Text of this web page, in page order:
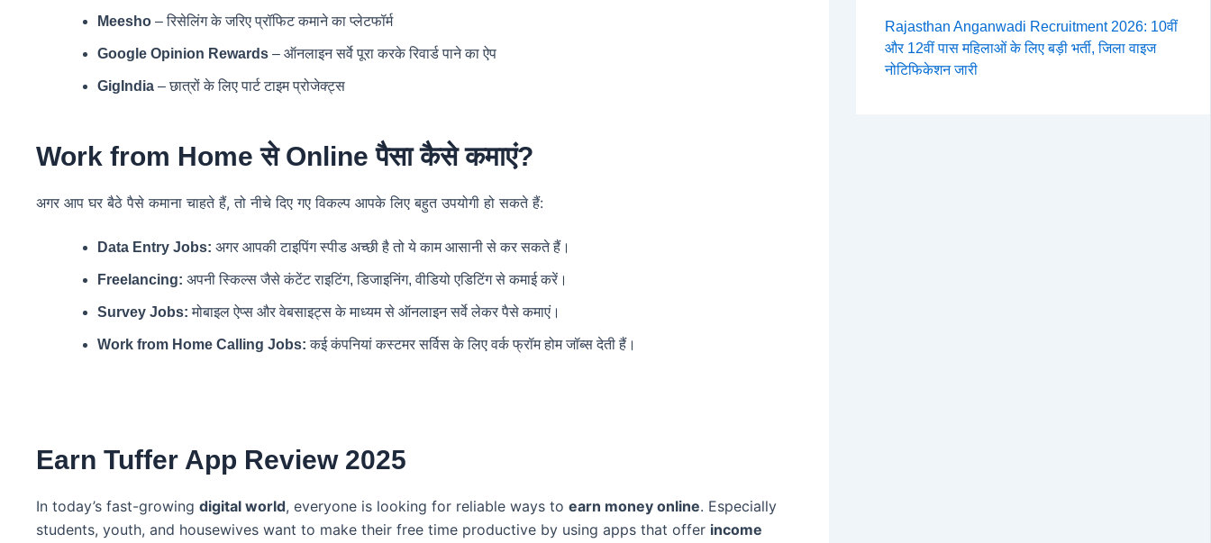
Meesho – रिसेलिंग के जरिए प्रॉफिट कमाने का प्लेटफॉर्म
Google Opinion Rewards – ऑनलाइन सर्वे पूरा करके रिवार्ड पाने का ऐप
GigIndia – छात्रों के लिए पार्ट टाइम प्रोजेक्ट्स
Work from Home से Online पैसा कैसे कमाएं?
अगर आप घर बैठे पैसे कमाना चाहते हैं, तो नीचे दिए गए विकल्प आपके लिए बहुत उपयोगी हो सकते हैं:
Data Entry Jobs: अगर आपकी टाइपिंग स्पीड अच्छी है तो ये काम आसानी से कर सकते हैं।
Freelancing: अपनी स्किल्स जैसे कंटेंट राइटिंग, डिजाइनिंग, वीडियो एडिटिंग से कमाई करें।
Survey Jobs: मोबाइल ऐप्स और वेबसाइट्स के माध्यम से ऑनलाइन सर्वे लेकर पैसे कमाएं।
Work from Home Calling Jobs: कई कंपनियां कस्टमर सर्विस के लिए वर्क फ्रॉम होम जॉब्स देती हैं।
Earn Tuffer App Review 2025
In today’s fast-growing digital world, everyone is looking for reliable ways to earn money online. Especially
students, youth, and housewives want to make their free time productive by using apps that offer income
Rajasthan Anganwadi Recruitment 2026: 10वीं
और 12वीं पास महिलाओं के लिए बड़ी भर्ती, जिला वाइज
नोटिफिकेशन जारी